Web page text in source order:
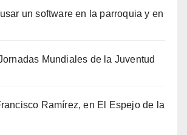
un software en la parroquia y en
Mundiales de la Juventud
Ramírez, en El Espejo de la